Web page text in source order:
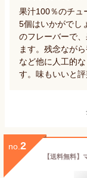
果汁100％のチュ
5個はいかがでし
のフレーバーで
ます。残念なが
など他に人工的
す。味もいいと評
no. 2